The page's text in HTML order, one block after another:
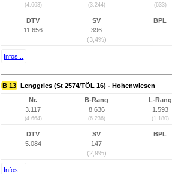
(4.663) (3.244) (633)
DTV
11.656
SV
396
(3,4%)
BPL
Infos...
B 13 Lenggries (St 2574/TÖL 16) - Hohenwiesen
Nr.
3.117
(4.664)
B-Rang
8.636
(6.236)
L-Rang
1.593
(1.180)
DTV
5.084
SV
147
(2,9%)
BPL
Infos...